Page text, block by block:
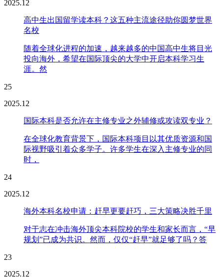
2025.12
高中生出国留学读本科？这五种主流途径助你圆梦世界
名校
随着全球化进程的加速，越来越多的中国高中生将目光
投向海外，希望在国际顶尖的大学中开启本科学习生
涯。然
25
2025.12
国际本科是否允许在主修专业之外辅修或攻读双专业？
在全球化教育背景下，国际本科项目以其优质资源和国
际视野吸引着众多学子。许多学生在深入主修专业的同
时，
24
2025.12
海外本科名校申请：赶早更要赶巧，三大策略决胜千里
对于志在冲击海外顶尖本科院校的学生和家长而言，“早
规划”已成为共识。然而，仅仅“赶早”就足够了吗？答
23
2025.12